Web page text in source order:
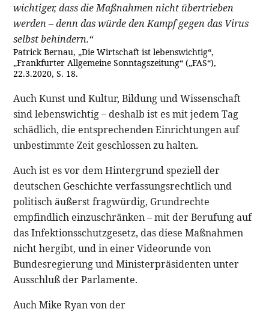
wichtiger, dass die Maßnahmen nicht übertrieben
werden – denn das würde den Kampf gegen das Virus
selbst behindern.“
Patrick Bernau, „Die Wirtschaft ist lebenswichtig“,
„Frankfurter Allgemeine Sonntagszeitung“ („FAS“),
22.3.2020, S. 18.
Auch Kunst und Kultur, Bildung und Wissenschaft
sind lebenswichtig – deshalb ist es mit jedem Tag
schädlich, die entsprechenden Einrichtungen auf
unbestimmte Zeit geschlossen zu halten.
Auch ist es vor dem Hintergrund speziell der
deutschen Geschichte verfassungsrechtlich und
politisch äußerst fragwürdig, Grundrechte
empfindlich einzuschränken – mit der Berufung auf
das Infektionsschutzgesetz, das diese Maßnahmen
nicht hergibt, und in einer Videorunde von
Bundesregierung und Ministerpräsidenten unter
Ausschluß der Parlamente.
Auch Mike Ryan von der